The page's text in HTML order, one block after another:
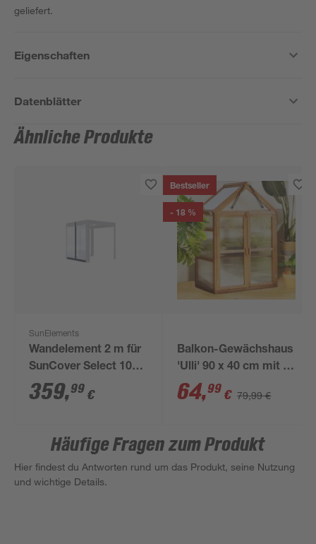
geliefert.
Eigenschaften
Datenblätter
Ähnliche Produkte
SunElements
Wandelement 2 m für
SunCover Select 10
mm
Doppelstegplatten
359,99 €
Bestseller
- 18 %
Balkon-Gewächshaus
'Ulli' 90 x 40 cm mit 4
mm
64,99 € 79,99 €
Häufige Fragen zum Produkt
Hier findest du Antworten rund um das Produkt, seine Nutzung
und wichtige Details.